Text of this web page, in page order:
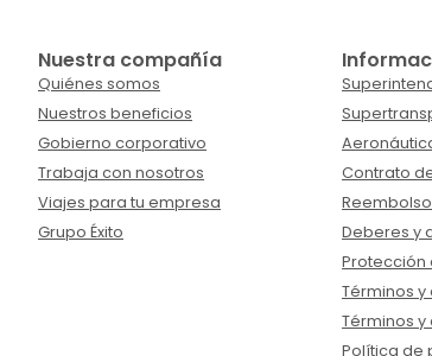
Nuestra compañía
Quiénes somos
Nuestros beneficios
Gobierno corporativo
Trabaja con nosotros
Viajes para tu empresa
Grupo Éxito
Contrato
Deberes y
Protección
Términos
Términos
Política de